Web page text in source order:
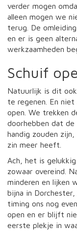
verder mogen
alleen mogen we
terug. De
en er is geen
werkzaamheden
Schuif
Natuurlijk is dit
te regenen. En
open. We trekken
doorhebben dat de
handig zouden
zin meer heeft.
Ach, het is
zowaar overeind.
minderen en lijken
bijna in
timing ons nog
open en er blijft
eerste plekje in